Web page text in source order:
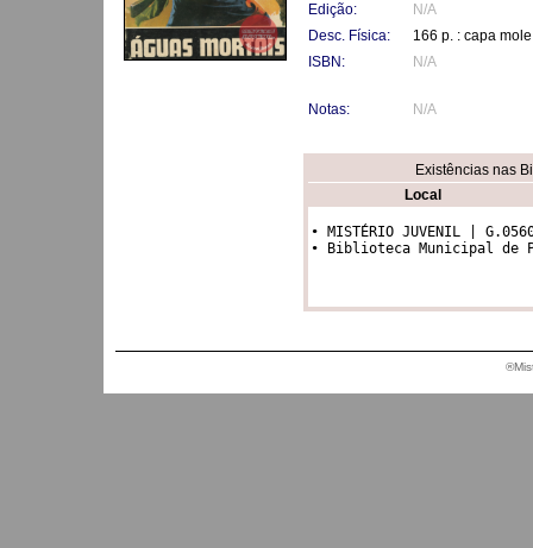
Edição:
N/A
Desc. Física:
166 p. : capa
ISBN:
N/A
Notas: N/A
Existências nas
Local
• MISTÉRIO JUVENIL |